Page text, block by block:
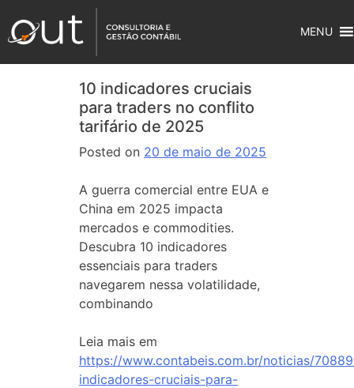
MENU
10 indicadores cruciais
para traders no conflito
tarifário de 2025
Posted on 20 de maio de 2025
A guerra comercial entre EUA e
China em 2025 impacta
mercados e commodities.
Descubra 10 indicadores
essenciais para traders
navegarem nessa volatilidade,
combinando
Leia mais em
https://www.contabeis.com.br/noticias/
indicadores-cruciais-para-